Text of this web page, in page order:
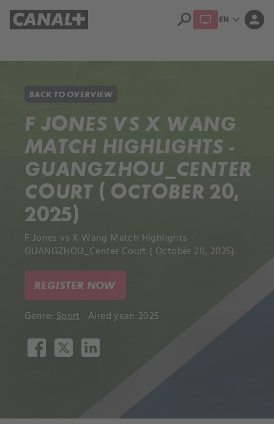
search EN expand_more person
BACK TO OVERVIEW
F JONES VS X WANG
MATCH HIGHLIGHTS -
GUANGZHOU_CENTER
COURT ( OCTOBER 20,
2025)
F Jones vs X Wang Match Highlights -
GUANGZHOU_Center Court ( October 20, 2025).
REGISTER NOW
Genre: Sport Aired year: 2025